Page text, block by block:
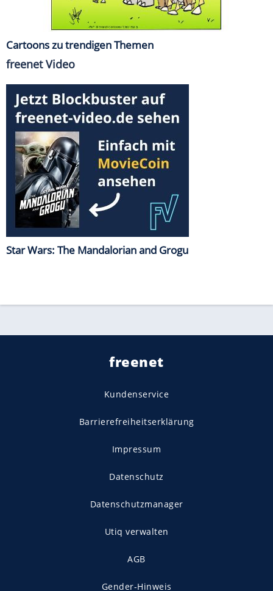
Cartoons zu trendigen Themen
freenet Video
Star Wars: The Mandalorian and Grogu
freenet
Kundenservice
Barrierefreiheitserklärung
Impressum
Datenschutz
Datenschutzmanager
Utiq verwalten
AGB
Gender-Hinweis